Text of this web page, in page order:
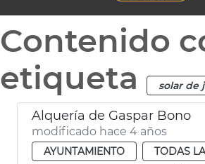
Contenido
etiqueta
solar de
Alquería de Gaspar Bono
modificado hace 4 años
AYUNTAMIENTO TODAS